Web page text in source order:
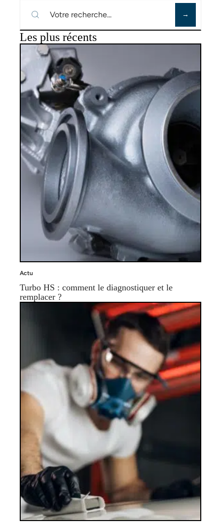
Les plus récents
Actu
Turbo HS : comment le diagnostiquer et le
remplacer ?